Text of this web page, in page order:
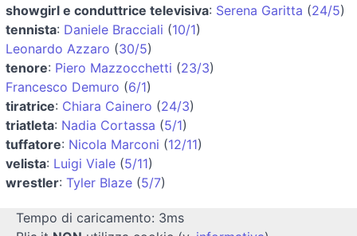
showgirl e conduttrice televisiva: Serena Garitta (24/5)
tennista: Daniele Bracciali (10/1)
Leonardo Azzaro (30/5)
tenore: Piero Mazzocchetti (23/3)
Francesco Demuro (6/1)
tiratrice: Chiara Cainero (24/3)
triatleta: Nadia Cortassa (5/1)
tuffatore: Nicola Marconi (12/11)
velista: Luigi Viale (5/11)
wrestler: Tyler Blaze (5/7)
Tempo di caricamento: 3ms